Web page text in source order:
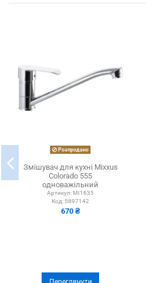
Розпродано
Змішувач для кухні Mixxus
Colorado 555
одноважільний
Артикул: MI1635
Код: 5897142
670 ₴